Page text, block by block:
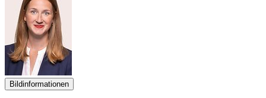
Bildinformationen